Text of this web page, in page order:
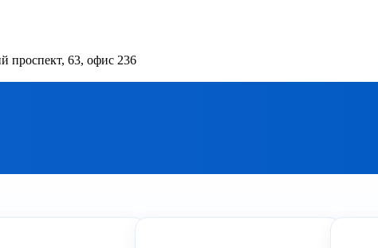
проспект, 63, офис 236